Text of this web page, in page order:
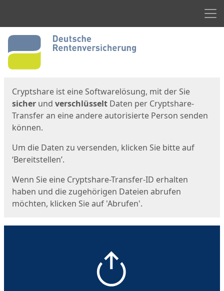
Start
Cryptshare ist eine Softwarelösung, mit der Sie
sicher und verschlüsselt Daten per Cryptshare-
Transfer an eine andere autorisierte Person senden
können.
Um die Daten zu versenden, klicken Sie bitte auf
‘Bereitstellen’.
Wenn Sie eine Cryptshare-Transfer-ID erhalten
haben und die zugehörigen Dateien abrufen
möchten, klicken Sie auf 'Abrufen'.